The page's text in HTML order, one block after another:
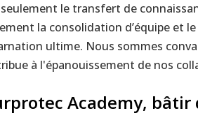
le transfert de
la consolidation d’équipe et
ultime. Nous sommes
à l'épanouissement de nos
Academy, bâtir